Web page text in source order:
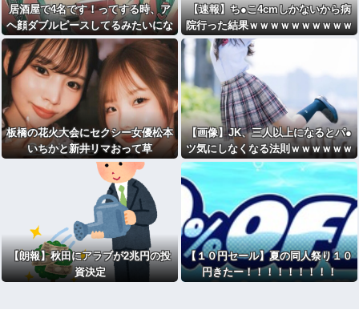
居酒屋で4名です！ってする時、ア
ヘ顔ダブルピースしてるみたいにな
るの恥ずかしいんやが
【速報】ち●こ4cmしかないから病
院行った結果ｗｗｗｗｗｗｗｗｗｗ
ｗwwww
板橋の花火大会にセクシー女優松本
いちかと新井リマおって草
【画像】JK、三人以上になるとパ●
ツ気にしなくなる法則ｗｗｗｗｗｗ
ｗｗ
【朗報】秋田にアラブが2兆円の投
資決定
【１０円セール】夏の同人祭り１０
円きたー！！！！！！！！！